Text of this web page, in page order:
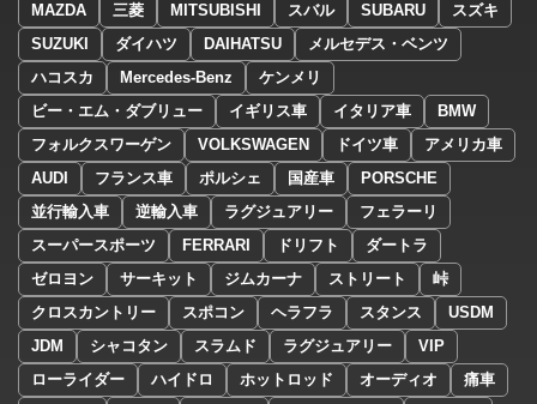
MAZDA
三菱 MITSUBISHI スバル SUBARU
スズキ
SUZUKI
ダイハツ DAIHATSU
メルセデス・ベンツ
ハコスカ
Mercedes-Benz
ケンメリ
ビー・エム・ダブリュー
イギリス車 イタリア車
BMW
フォルクスワーゲン
VOLKSWAGEN ドイツ車
アメリカ車
AUDI
フランス車 ポルシェ 国産車
PORSCHE
並行輸入車
逆輸入車 ラグジュアリー
フェラーリ
スーパースポーツ
FERRARI ドリフト
ダートラ
ゼロヨン
サーキット ジムカーナ ストリート
峠
クロスカントリー
スポコン ヘラフラ スタンス
USDM
JDM
シャコタン スラムド ラグジュアリー
VIP
ローライダー
ハイドロ ホットロッド オーディオ 痛車